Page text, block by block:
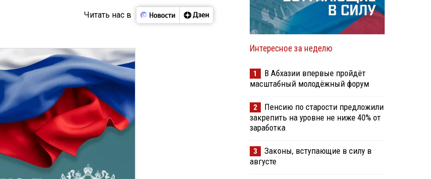
Читать нас в
Интересное за неделю
1
В Абхазии впервые пройдёт
масштабный молодёжный форум
2
Пенсию по старости предложили
закрепить на уровне не ниже 40% от
заработка
3
Законы, вступающие в силу в
августе